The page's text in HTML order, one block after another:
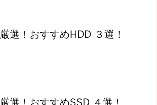
厳選！おすすめHDD ３選！